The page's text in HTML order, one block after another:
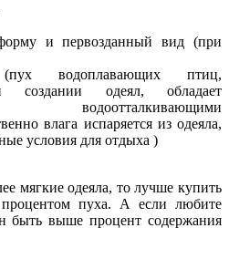
и первозданный вид (при
(пух водоплавающих птиц,
создании одеял, обладает
влага испаряется из одеяла,
условия для отдыха )
мягкие одеяла, то лучше купить
пуха. А если любите
быть выше процент содержания